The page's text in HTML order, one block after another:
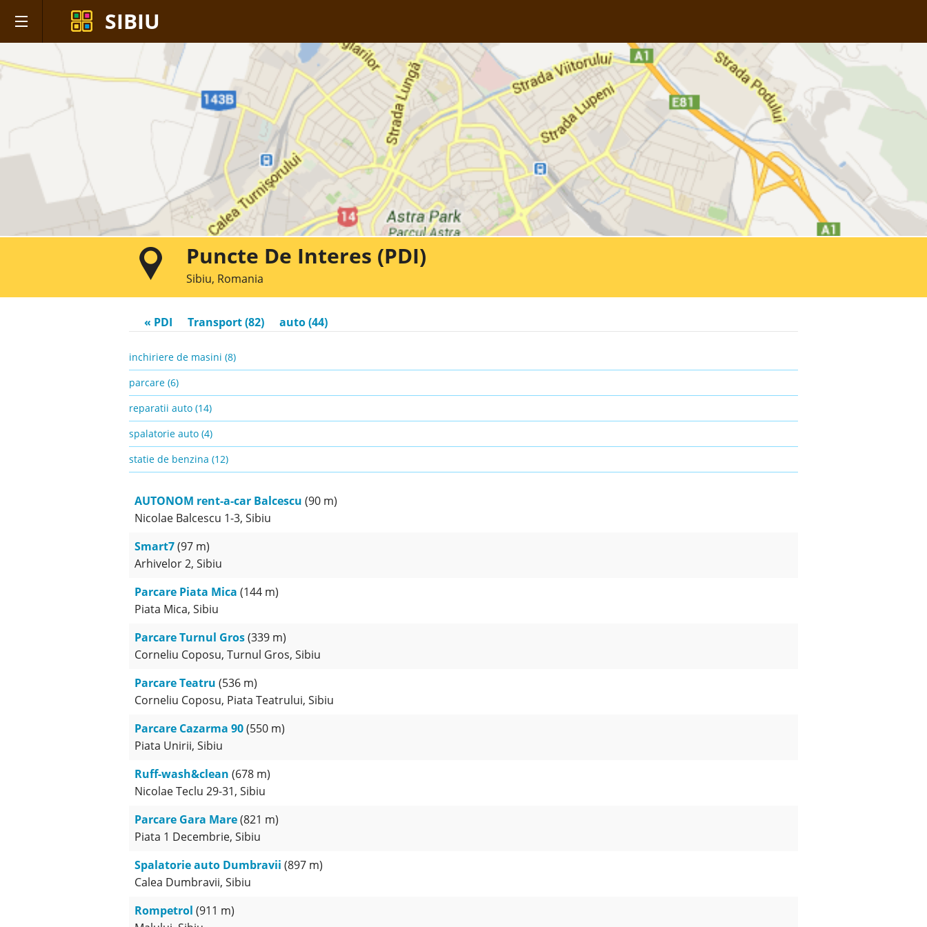
SIBIU
Puncte De Interes (PDI)
Sibiu, Romania
« PDI Transport (82) auto (44)
inchiriere de masini (8)
parcare (6)
reparatii auto (14)
spalatorie auto (4)
statie de benzina (12)
AUTONOM rent-a-car Balcescu (90 m)
Nicolae Balcescu 1-3, Sibiu
Smart7(97 m)
Arhivelor 2, Sibiu
Parcare Piata Mica (144 m)
Piata Mica, Sibiu
Parcare Turnul Gros(339 m)
Corneliu Coposu, Turnul Gros, Sibiu
Parcare Teatru (536 m)
Corneliu Coposu, Piata Teatrului, Sibiu
Parcare Cazarma 90(550 m)
Piata Unirii, Sibiu
Ruff-wash&clean (678 m)
Nicolae Teclu 29-31, Sibiu
Parcare Gara Mare(821 m)
Piata 1 Decembrie, Sibiu
Spalatorie auto Dumbravii (897 m)
Calea Dumbravii, Sibiu
Rompetrol (911 m)